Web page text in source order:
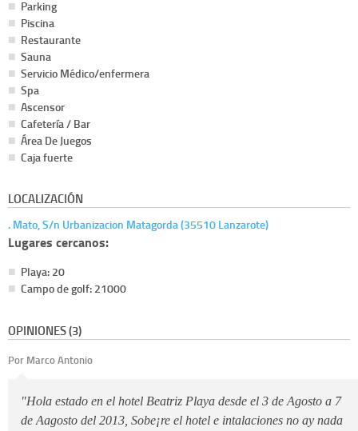
Parking
Piscina
Restaurante
Sauna
Servicio Médico/enfermera
Spa
Ascensor
Cafetería / Bar
Área De Juegos
Caja fuerte
LOCALIZACIÓN
. Mato, S/n Urbanizacion Matagorda (35510 Lanzarote)
Lugares cercanos:
Playa: 20
Campo de golf: 21000
OPINIONES (3)
Por Marco Antonio
"Hola estado en el hotel Beatriz Playa desde el 3 de Agosto a 7
de Aagosto del 2013, Sobe¡re el hotel e intalaciones no ay nada